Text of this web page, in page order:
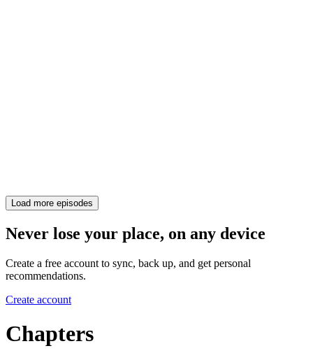
Load more episodes
Never lose your place, on any device
Create a free account to sync, back up, and get personal
recommendations.
Create account
Chapters